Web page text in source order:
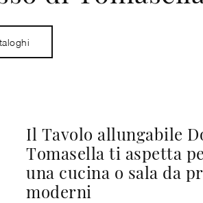
Il Tavolo allungabile
Tomasella ti aspetta
una cucina o sala da
moderni